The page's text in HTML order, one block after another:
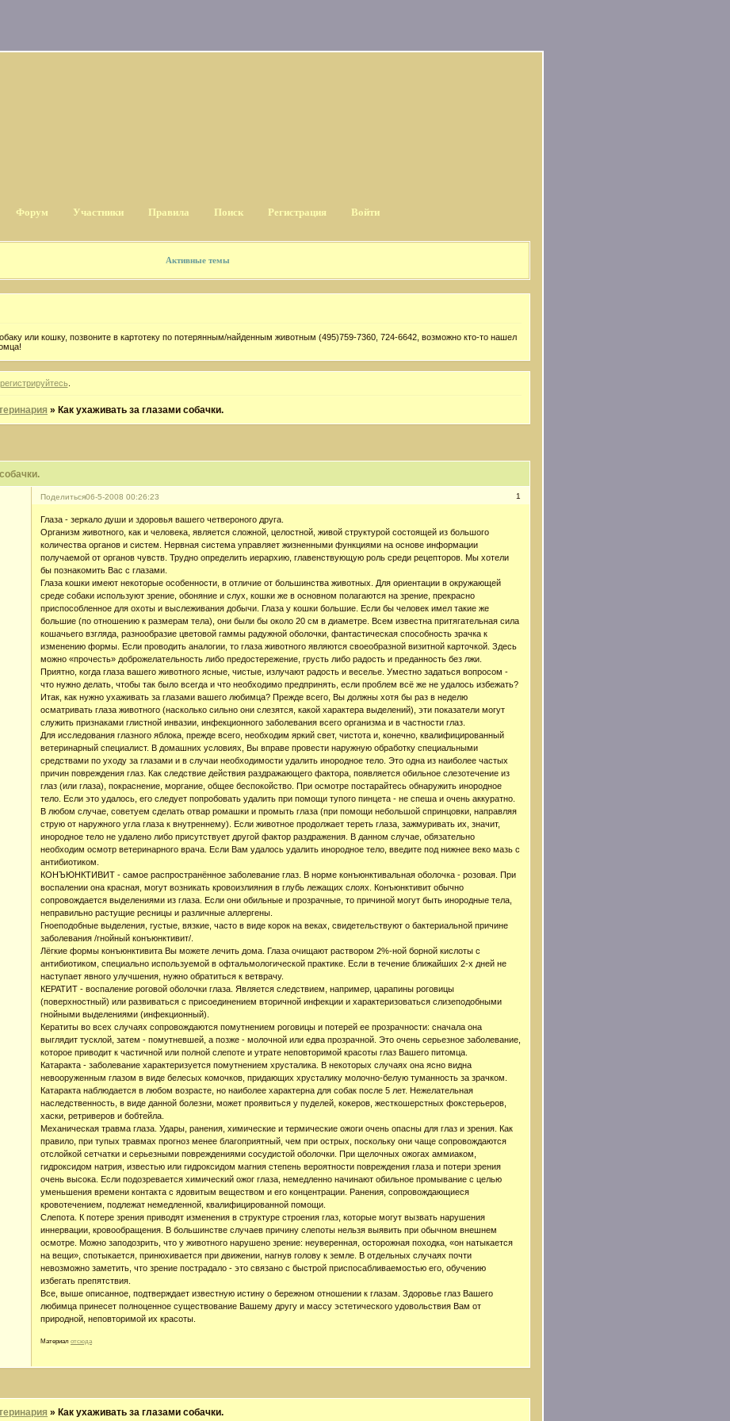
Форум Участники Правила Поиск Регистрация Войти
Активные темы
или кошку, позвоните в картотеку по потерянным/найденным животным (495)759-7360, 724-6642, возможно кто-то нашел
» Как ухаживать за глазами собачки.
Поделиться 1
06-5-2008 00:26:23
Глаза - зеркало души и здоровья вашего четвероного друга.
Организм животного, как и человека, является сложной, целостной, живой структурой состоящей из большого
количества органов и систем. Нервная система управляет жизненными функциями на основе информации
получаемой от органов чувств. Трудно определить иерархию, главенствующую роль среди рецепторов. Мы хотели
бы познакомить Вас с глазами.
Глаза кошки имеют некоторые особенности, в отличие от большинства животных. Для ориентации в окружающей
среде собаки используют зрение, обоняние и слух, кошки же в основном полагаются на зрение, прекрасно
приспособленное для охоты и выслеживания добычи. Глаза у кошки большие. Если бы человек имел такие же
большие (по отношению к размерам тела), они были бы около 20 см в диаметре. Всем известна притягательная сила
кошачьего взгляда, разнообразие цветовой гаммы радужной оболочки, фантастическая способность зрачка к
изменению формы. Если проводить аналогии, то глаза животного являются своеобразной визитной карточкой. Здесь
можно «прочесть» доброжелательность либо предостережение, грусть либо радость и преданность без лжи.
Приятно, когда глаза вашего животного ясные, чистые, излучают радость и веселье. Уместно задаться вопросом -
что нужно делать, чтобы так было всегда и что необходимо предпринять, если проблем всё же не удалось избежать?
Итак, как нужно ухаживать за глазами вашего любимца? Прежде всего, Вы должны хотя бы раз в неделю
осматривать глаза животного (насколько сильно они слезятся, какой характера выделений), эти показатели могут
служить признаками глистной инвазии, инфекционного заболевания всего организма и в частности глаз.
Для исследования глазного яблока, прежде всего, необходим яркий свет, чистота и, конечно, квалифицированный
ветеринарный специалист. В домашних условиях, Вы вправе провести наружную обработку специальными
средствами по уходу за глазами и в случаи необходимости удалить инородное тело. Это одна из наиболее частых
причин повреждения глаз. Как следствие действия раздражающего фактора, появляется обильное слезотечение из
глаз (или глаза), покраснение, моргание, общее беспокойство. При осмотре постарайтесь обнаружить инородное
тело. Если это удалось, его следует попробовать удалить при помощи тупого пинцета - не спеша и очень аккуратно.
В любом случае, советуем сделать отвар ромашки и промыть глаза (при помощи небольшой спринцовки, направляя
струю от наружного угла глаза к внутреннему). Если животное продолжает тереть глаза, зажмуривать их, значит,
инородное тело не удалено либо присутствует другой фактор раздражения. В данном случае, обязательно
необходим осмотр ветеринарного врача. Если Вам удалось удалить инородное тело, введите под нижнее веко мазь с
антибиотиком.
КОНЪЮНКТИВИТ - самое распространённое заболевание глаз. В норме конъюнктивальная оболочка - розовая. При
воспалении она красная, могут возникать кровоизлияния в глубь лежащих слоях. Конъюнктивит обычно
сопровождается выделениями из глаза. Если они обильные и прозрачные, то причиной могут быть инородные тела,
неправильно растущие ресницы и различные аллергены.
Гноеподобные выделения, густые, вязкие, часто в виде корок на веках, свидетельствуют о бактериальной причине
заболевания /гнойный конъюнктивит/.
Лёгкие формы конъюнктивита Вы можете лечить дома. Глаза очищают раствором 2%-ной борной кислоты с
антибиотиком, специально используемой в офтальмологической практике. Если в течение ближайших 2-х дней не
наступает явного улучшения, нужно обратиться к ветврачу.
КЕРАТИТ - воспаление роговой оболочки глаза. Является следствием, например, царапины роговицы
(поверхностный) или развиваться с присоединением вторичной инфекции и характеризоваться слизеподобными
гнойными выделениями (инфекционный).
Кератиты во всех случаях сопровождаются помутнением роговицы и потерей ее прозрачности: сначала она
выглядит тусклой, затем - помутневшей, а позже - молочной или едва прозрачной. Это очень серьезное заболевание,
которое приводит к частичной или полной слепоте и утрате неповторимой красоты глаз Вашего питомца.
Катаракта - заболевание характеризуется помутнением хрусталика. В некоторых случаях она ясно видна
невооруженным глазом в виде белесых комочков, придающих хрусталику молочно-белую туманность за зрачком.
Катаракта наблюдается в любом возрасте, но наиболее характерна для собак после 5 лет. Нежелательная
наследственность, в виде данной болезни, может проявиться у пуделей, кокеров, жесткошерстных фокстерьеров,
хаски, ретриверов и бобтейла.
Механическая травма глаза. Удары, ранения, химические и термические ожоги очень опасны для глаз и зрения. Как
правило, при тупых травмах прогноз менее благоприятный, чем при острых, поскольку они чаще сопровождаются
отслойкой сетчатки и серьезными повреждениями сосудистой оболочки. При щелочных ожогах аммиаком,
гидроксидом натрия, известью или гидроксидом магния степень вероятности повреждения глаза и потери зрения
очень высока. Если подозревается химический ожог глаза, немедленно начинают обильное промывание с целью
уменьшения времени контакта с ядовитым веществом и его концентрации. Ранения, сопровождающиеся
кровотечением, подлежат немедленной, квалифицированной помощи.
Слепота. К потере зрения приводят изменения в структуре строения глаз, которые могут вызвать нарушения
иннервации, кровообращения. В большинстве случаев причину слепоты нельзя выявить при обычном внешнем
осмотре. Можно заподозрить, что у животного нарушено зрение: неуверенная, осторожная походка, «он натыкается
на вещи», спотыкается, принюхивается при движении, нагнув голову к земле. В отдельных случаях почти
невозможно заметить, что зрение пострадало - это связано с быстрой приспосабливаемостью его, обучению
избегать препятствия.
Все, выше описанное, подтверждает известную истину о бережном отношении к глазам. Здоровье глаз Вашего
любимца принесет полноценное существование Вашему другу и массу эстетического удовольствия Вам от
природной, неповторимой их красоты.
Материалотсюда
»Как ухаживать за глазами собачки.